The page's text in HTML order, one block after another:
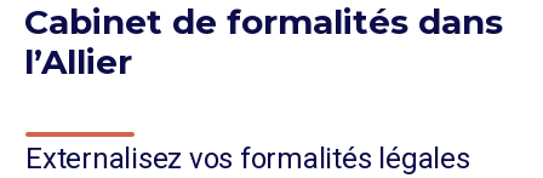
Cabinet de formalités dans
l’Allier
Externalisez vos formalités légales